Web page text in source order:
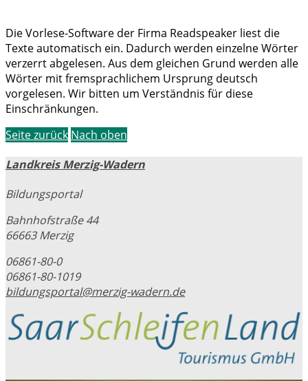
Die Vorlese-Software der Firma Readspeaker liest die
Texte automatisch ein. Dadurch werden einzelne Wörter
verzerrt abgelesen. Aus dem gleichen Grund werden alle
Wörter mit fremsprachlichem Ursprung deutsch
vorgelesen. Wir bitten um Verständnis für diese
Einschränkungen.
Seite zurück Nach oben
Landkreis Merzig-Wadern
Bildungsportal
Bahnhofstraße 44
66663 Merzig
06861-80-0
06861-80-1019
bildungsportal@merzig-wadern.de